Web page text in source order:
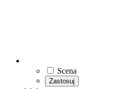
Scena
Zastosuj